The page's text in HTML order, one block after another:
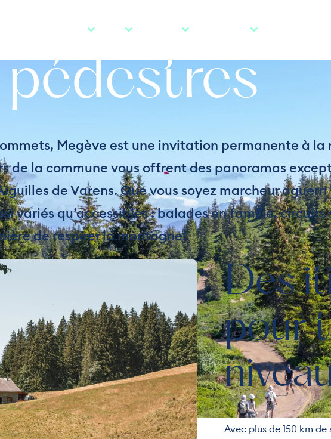
Randonnées
pédestres
Accueil/ Activités/Outdoor /Randonnées pédestres
Megève est une invitation permanente à la
de la commune vous offrent des panoramas
de Varens. Que vous soyez marcheur
variés qu’accessibles : balades en famille,
de respirer la montagne.
Des
pour
Avec plus de 150 km